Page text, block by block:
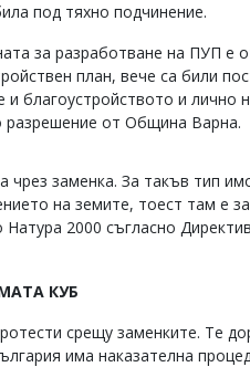
под тяхно подчинение.
за разработване на ПУП е
план, вече са били
и благоустройството и
разрешение от Община Варна.
чрез заменка. За такъв тип
на земите, тоест там е
2000 съгласно
КУБ
срещу заменките. Те
има наказателна